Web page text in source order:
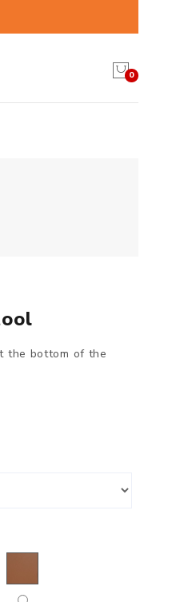
0
the bottom of the